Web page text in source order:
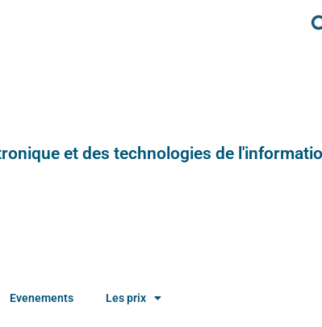
et des technologies de
Evenements Les prix